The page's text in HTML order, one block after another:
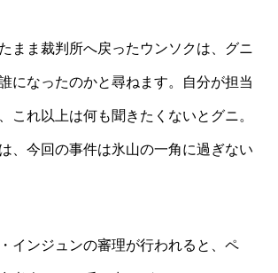
まま裁判所へ戻ったウンソクは、グニ
になったのかと尋ねます。自分が担当
これ以上は何も聞きたくないとグニ。
、今回の事件は氷山の一角に過ぎない
インジュンの審理が行われると、ペ